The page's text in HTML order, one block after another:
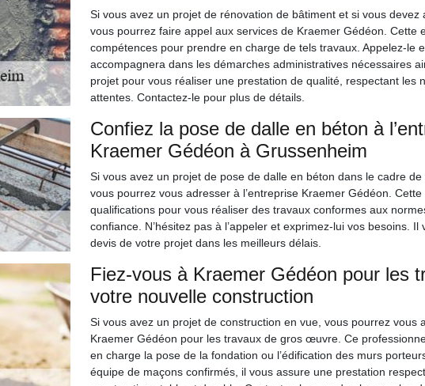
Si vous avez un projet de rénovation de bâtiment et si vous
vous pourrez faire appel aux services de Kraemer Gédéon. Cette
compétences pour prendre en charge de tels travaux. Appelez-le
accompagnera dans les démarches administratives nécessaires
projet pour vous réaliser une prestation de qualité, respectant les
attentes. Contactez-le pour plus de détails.
Confiez la pose de dalle en béton à
Kraemer Gédéon à Grussenheim
Si vous avez un projet de pose de dalle en béton dans le cadre
vous pourrez vous adresser à l’entreprise Kraemer Gédéon.
qualifications pour vous réaliser des travaux conformes aux
confiance. N’hésitez pas à l’appeler et exprimez-lui vos besoins.
devis de votre projet dans les meilleurs délais.
Fiez-vous à Kraemer Gédéon pour les
votre nouvelle construction
Si vous avez un projet de construction en vue, vous pourrez vous
Kraemer Gédéon pour les travaux de gros œuvre. Ce
en charge la pose de la fondation ou l’édification des murs
équipe de maçons confirmés, il vous assure une prestation